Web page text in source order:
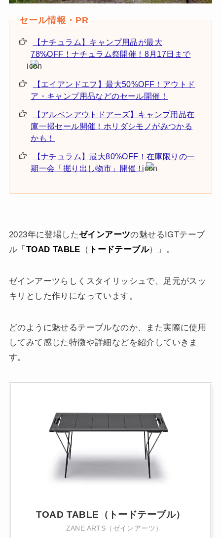
【ナチュラム】キャンプ用品が最大
78%OFF！ナチュラム祭開催！8月17日まで
【エイアンドエフ】最大50%OFF！アウトド
ア・キャンプ用品などのセール開催！
【アルペンアウトドアーズ】キャンプ用品在
庫一掃セール開催！ホリダシモノがみつかる
かも！
【ナチュラム】最大80%OFF！在庫限りの一
期一会「掘り出し物市」開催！
2023年に登場したゼインアーツの魅せるIGTテーブ
ル「 TOAD TABLE （ トードテーブル）」。
ゼインアーツらしくスタイリッシュで、足元がスッ
キリとした作りになっています。
どのように魅せるテーブルなのか、また実際に使用
してみて感じた特徴や詳細などを紹介していきま
す。
TOAD TABLE（トードテーブル）
ZANE ARTS（ゼインアーツ）